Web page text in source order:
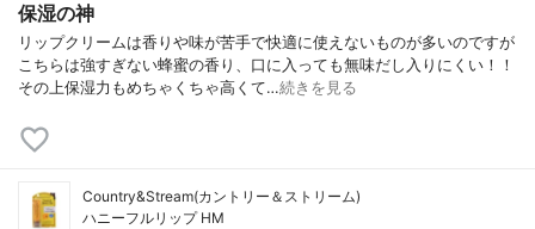
保湿の神
リップクリームは香りや味が苦手で快適に使えないものが多いのですが
こちらは強すぎない蜂蜜の香り、口に入っても無味だし入りにくい！！
その上保湿力もめちゃくちゃ高くて…続きを見る
Country&Stream(カントリー＆ストリーム)
ハニーフルリップ HM